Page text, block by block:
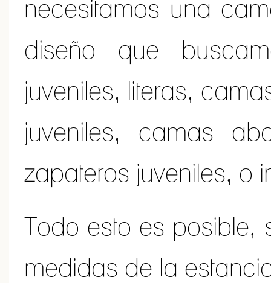
necesitamos una
diseño que
juveniles, literas,
juveniles, camas
zapateros juveniles, o
Todo esto es posible,
medidas de la